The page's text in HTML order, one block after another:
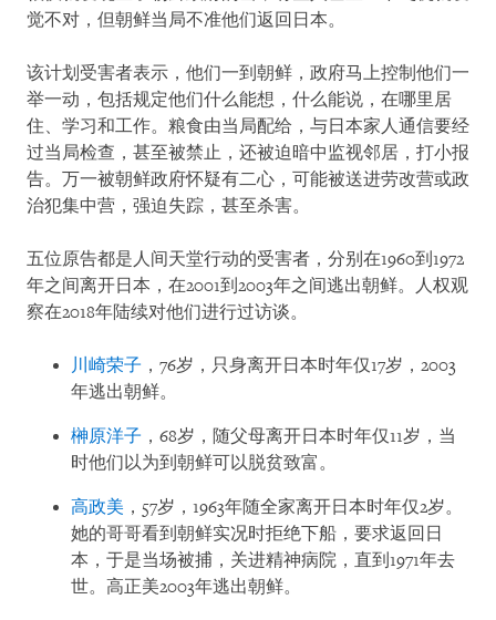
觉不对，但朝鲜当局不准他们返回日本。
该计划受害者表示，他们一到朝鲜，政府马上控制他们一
举一动，包括规定他们什么能想，什么能说，在哪里居
住、学习和工作。粮食由当局配给，与日本家人通信要经
过当局检查，甚至被禁止，还被迫暗中监视邻居，打小报
告。万一被朝鲜政府怀疑有二心，可能被送进劳改营或政
治犯集中营，强迫失踪，甚至杀害。
五位原告都是人间天堂行动的受害者，分别在1960到1972
年之间离开日本，在2001到2003年之间逃出朝鲜。人权观
察在2018年陆续对他们进行过访谈。
川崎荣子 ，76岁，只身离开日本时年仅17岁，2003
年逃出朝鲜。
榊原洋子 ，68岁，随父母离开日本时年仅11岁，当
时他们以为到朝鲜可以脱贫致富。
高政美 ，57岁，1963年随全家离开日本时年仅2岁。
她的哥哥看到朝鲜实况时拒绝下船，要求返回日
本，于是当场被捕，关进精神病院，直到1971年去
世。高正美2003年逃出朝鲜。